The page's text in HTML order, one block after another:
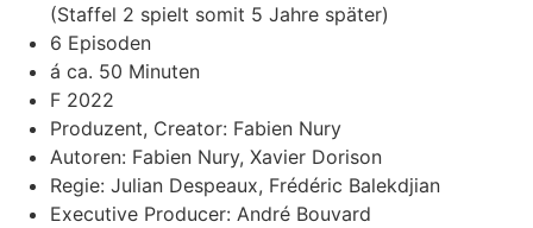
(Staffel 2 spielt somit 5 Jahre später)
6 Episoden
á ca. 50 Minuten
F 2022
Produzent, Creator: Fabien Nury
Autoren: Fabien Nury, Xavier Dorison
Regie: Julian Despeaux, Frédéric Balekdjian
Executive Producer: André Bouvard